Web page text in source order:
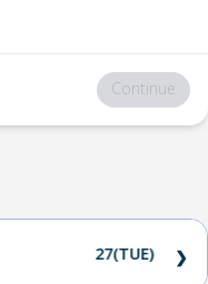
Continue
27(TUE) ❯